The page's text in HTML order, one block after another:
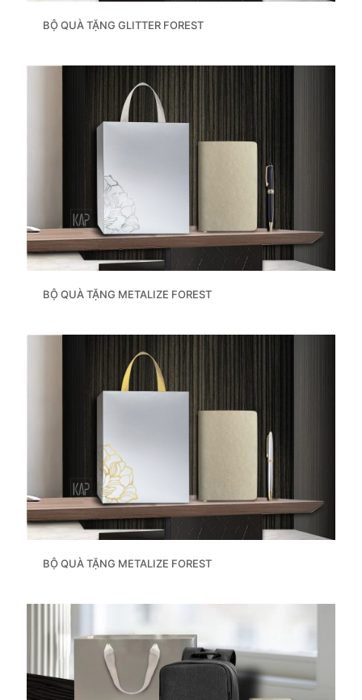
BỘ QUÀ TẶNG GLITTER FOREST
BỘ QUÀ TẶNG METALIZE FOREST
BỘ QUÀ TẶNG METALIZE FOREST